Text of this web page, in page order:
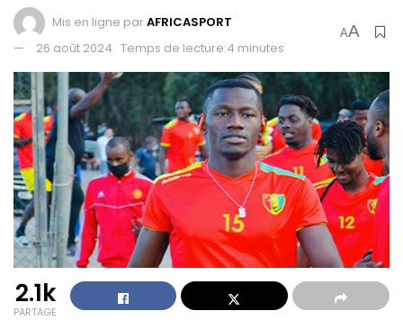
Mis en ligne parAFRICASPORT
26 août 2024 Temps de lecture:4 minutes
AA
2.1k
PARTAGE